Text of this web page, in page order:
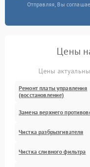
Отправляя, Вы
Цены
Цены
Ремонт платы управления
(восстановление)
Замена верхнего
Чистка разбрызгивателя
Чистка сливного фильтра